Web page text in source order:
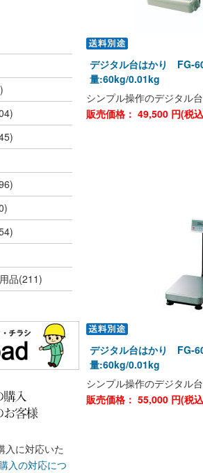
品(211)
入に対応いた
入の対応につ
デジタル台はかり FG-
量:60kg/0.01kg
シンプル操作のデジタル
販売価格： 49,500 円(税
デジタル台はかり FG-
量:60kg/0.01kg
シンプル操作のデジタル
販売価格： 55,000 円(税